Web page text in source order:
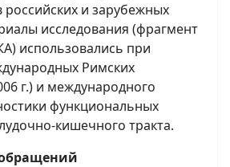
и зарубежных
исследования (фрагмент
использовались при
Римских
г.) и международного
функциональных
кишечного тракта.